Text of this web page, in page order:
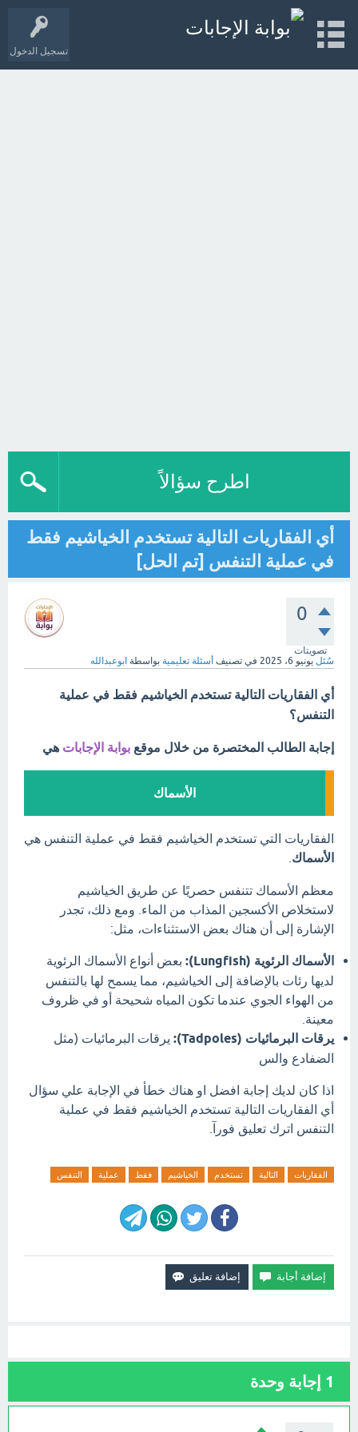
تسجيل الدخول
اطرح سؤالاً
أي الفقاريات التالية تستخدم الخياشيم فقط
في عملية التنفس [تم الحل]
0
تصويتات
سُئل يونيو 6، 2025 في تصنيف أسئلة تعليمية بواسطة ابوعبدالله
أي الفقاريات التالية تستخدم الخياشيم فقط في عملية
التنفس؟
إجابة الطالب المختصرة من خلال موقع بوابة الإجابات هي
الأسماك
الفقاريات التي تستخدم الخياشيم فقط في عملية التنفس هي
الأسماك
معظم الأسماك تتنفس حصريًا عن طريق الخياشيم
لاستخلاص الأكسجين المذاب من الماء. ومع ذلك، تجدر
الإشارة إلى أن هناك بعض الاستثناءات، مثل:
الأسماك الرئوية (Lungfish):
بعض أنواع الأسماك الرئوية
لديها رئات بالإضافة إلى الخياشيم، مما يسمح لها بالتنفس
من الهواء الجوي عندما تكون المياه شحيحة أو في ظروف
معينة.
يرقات البرمائيات (Tadpoles):
يرقات البرمائيات (مثل
الضفادع والس
اذا كان لديك إجابة افضل او هناك خطأ في الإجابة علي سؤال
أي الفقاريات التالية تستخدم الخياشيم فقط في عملية
التنفس اترك تعليق فورآ.
الفقاريات التالية تستخدم الخياشيم فقط عملية التنفس
1 إجابة وحدة